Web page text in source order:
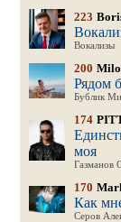
223
Вокализы
200
Рядом
Бублик
174
моя
Газманов
170
Как
Серов